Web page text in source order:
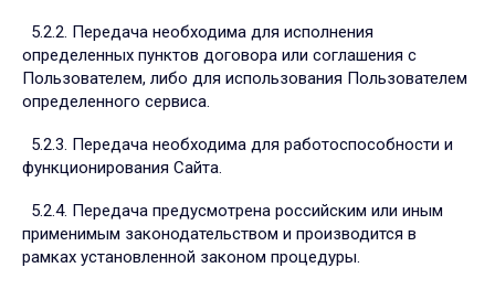
5.2.2. Передача необходима для исполнения
определенных пунктов договора или соглашения с
Пользователем, либо для использования Пользователем
определенного сервиса.
5.2.3. Передача необходима для работоспособности и
функционирования Сайта.
5.2.4. Передача предусмотрена российским или иным
применимым законодательством и производится в
рамках установленной законом процедуры.